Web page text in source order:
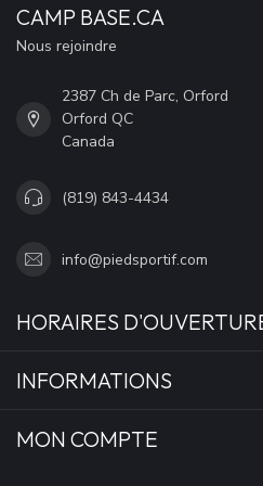
CAMP BASE.CA
Nous rejoindre
2387 Ch de Parc, Orford
Orford QC
Canada
(819) 843-4434
info@piedsportif.com
HORAIRES
INFORMATIONS
MON COMPTE